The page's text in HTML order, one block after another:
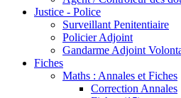
Justice - Police
Surveillant Penitentiaire
Policier Adjoint
Gandarme Adjoint
Fiches
Maths : Annales et Fiches
Correction Annales